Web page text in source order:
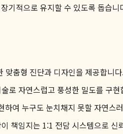
기적으로 유지할 수 있도록 돕습
맞춤형 진단과 디자인을 제공합니
로 자연스럽고 풍성한 밀도를 구현
여 누구도 눈치채지 못할 자연스
책임지는 1:1 전담 시스템으로 신